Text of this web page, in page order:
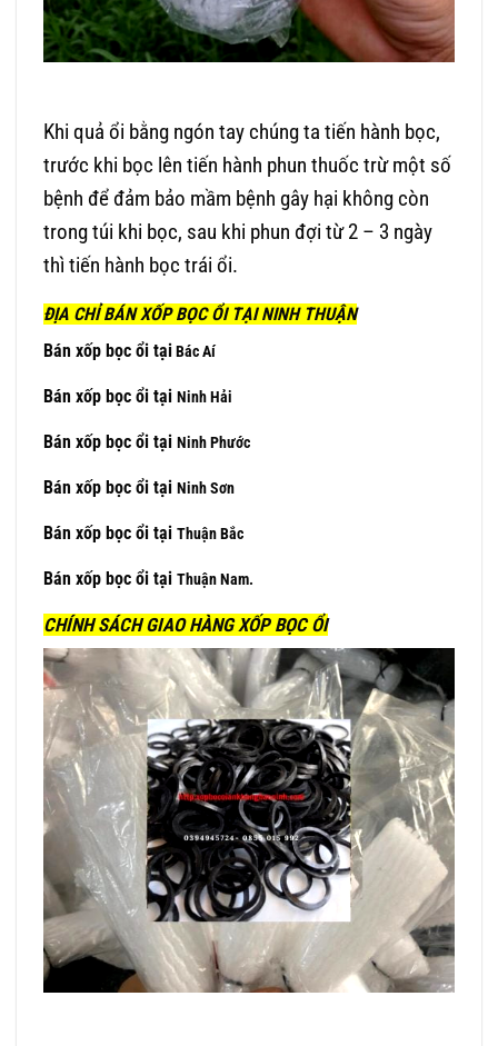
Khi quả ổi bằng ngón tay chúng ta tiến hành bọc,
trước khi bọc lên tiến hành phun thuốc trừ một số
bệnh để đảm bảo mầm bệnh gây hại không còn
trong túi khi bọc, sau khi phun đợi từ 2 – 3 ngày
thì tiến hành bọc trái ổi.
ĐỊA CHỈ BÁN XỐP BỌC ỔI TẠININH THUẬN
Bán xốp bọc ổi tạiBác Aí
Bán xốp bọc ổi tại Ninh Hải
Bán xốp bọc ổi tại Ninh Phước
Bán xốp bọc ổi tại Ninh Sơn
Bán xốp bọc ổi tại Thuận Bắc
Bán xốp bọc ổi tại Thuận Nam.
CHÍNH SÁCH GIAO HÀNG XỐP BỌC ỔI